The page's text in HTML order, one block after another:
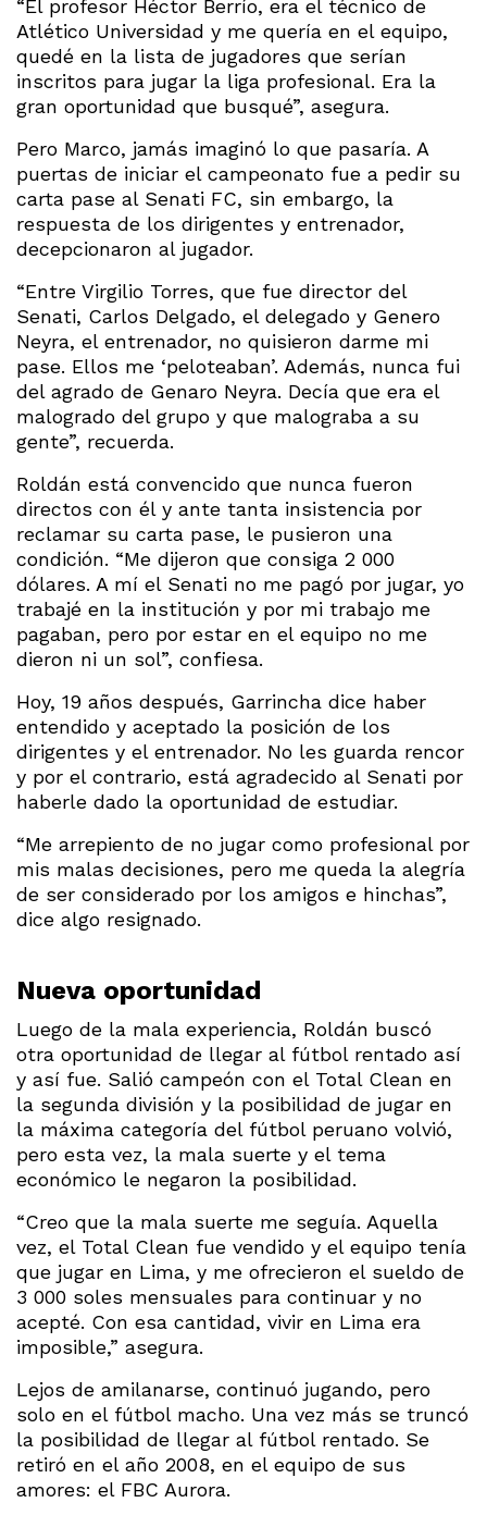
“El profesor Héctor Berrío, era el técnico de
Atlético Universidad y me quería en el equipo,
quedé en la lista de jugadores que serían
inscritos para jugar la liga profesional. Era la
gran oportunidad que busqué”, asegura.
Pero Marco, jamás imaginó lo que pasaría. A
puertas de iniciar el campeonato fue a pedir su
carta pase al Senati FC, sin embargo, la
respuesta de los dirigentes y entrenador,
decepcionaron al jugador.
“Entre Virgilio Torres, que fue director del
Senati, Carlos Delgado, el delegado y Genero
Neyra, el entrenador, no quisieron darme mi
pase. Ellos me ‘peloteaban’. Además, nunca fui
del agrado de Genaro Neyra. Decía que era el
malogrado del grupo y que malograba a su
gente”, recuerda.
Roldán está convencido que nunca fueron
directos con él y ante tanta insistencia por
reclamar su carta pase, le pusieron una
condición. “Me dijeron que consiga 2 000
dólares. A mí el Senati no me pagó por jugar, yo
trabajé en la institución y por mi trabajo me
pagaban, pero por estar en el equipo no me
dieron ni un sol”, confiesa.
Hoy, 19 años después, Garrincha dice haber
entendido y aceptado la posición de los
dirigentes y el entrenador. No les guarda rencor
y por el contrario, está agradecido al Senati por
haberle dado la oportunidad de estudiar.
“Me arrepiento de no jugar como profesional por
mis malas decisiones, pero me queda la alegría
de ser considerado por los amigos e hinchas”,
dice algo resignado.
Nueva oportunidad
Luego de la mala experiencia, Roldán buscó
otra oportunidad de llegar al fútbol rentado así
y así fue. Salió campeón con el Total Clean en
la segunda división y la posibilidad de jugar en
la máxima categoría del fútbol peruano volvió,
pero esta vez, la mala suerte y el tema
económico le negaron la posibilidad.
“Creo que la mala suerte me seguía. Aquella
vez, el Total Clean fue vendido y el equipo tenía
que jugar en Lima, y me ofrecieron el sueldo de
3 000 soles mensuales para continuar y no
acepté. Con esa cantidad, vivir en Lima era
imposible,” asegura.
Lejos de amilanarse, continuó jugando, pero
solo en el fútbol macho. Una vez más se truncó
la posibilidad de llegar al fútbol rentado. Se
retiró en el año 2008, en el equipo de sus
amores: el FBC Aurora.